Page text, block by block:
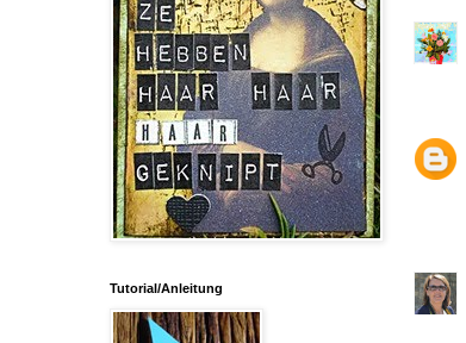
Tutorial/Anleitung